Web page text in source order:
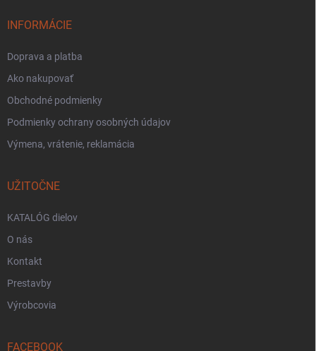
INFORMÁCIE
Doprava a platba
Ako nakupovať
Obchodné podmienky
Podmienky ochrany osobných údajov
Výmena, vrátenie, reklamácia
UŽITOČNE
KATALÓG dielov
O nás
Kontakt
Prestavby
Výrobcovia
FACEBOOK